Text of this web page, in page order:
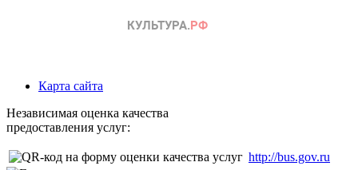
Карта сайта
Независимая оценка качества
предоставления услуг:
http://bus.gov.ru